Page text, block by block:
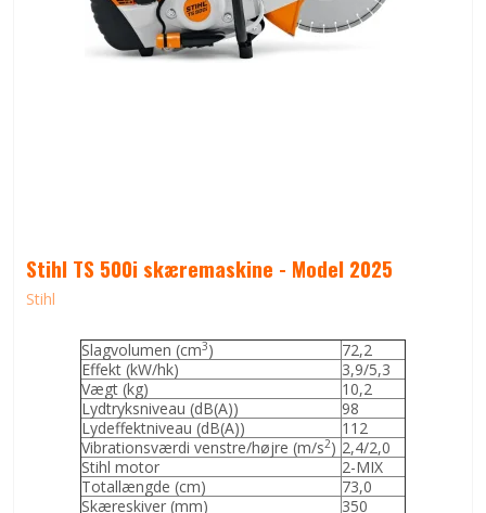
Stihl TS 500i skæremaskine - Model 2025
Stihl
Slagvolumen (cm3)
72,2
Effekt (kW/hk)
3,9/5,3
Vægt (kg)
10,2
Lydtryksniveau (dB(A))
98
Lydeffektniveau (dB(A))
112
Vibrationsværdi venstre/højre (m/s2) 2,4/2,0
Stihl motor
2-MIX
Totallængde (cm)
73,0
Skæreskiver (mm)
350